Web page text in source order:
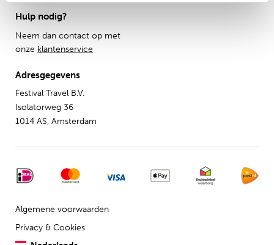
Hulp nodig?
Neem dan contact op met
onze klantenservice
Adresgegevens
Festival Travel B.V.
Isolatorweg 36
1014 AS, Amsterdam
Algemene voorwaarden
Privacy & Cookies